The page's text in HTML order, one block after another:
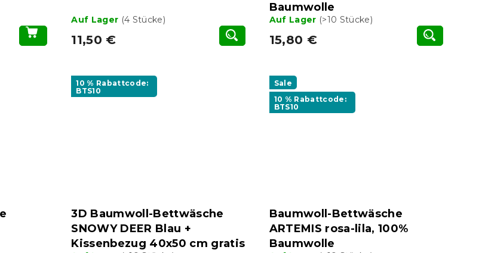
Auf Lager (4 Stücke)
11,50 €
Baumwolle
Auf Lager (>10 Stücke)
15,80 €
10 % Rabattcode:
BTS10
3D Baumwoll-Bettwäsche
SNOWY DEER Blau +
Kissenbezug 40x50 cm gratis
Sale
10 % Rabattcode:
BTS10
Baumwoll-Bettwäsche
ARTEMIS rosa-lila, 100%
Baumwolle